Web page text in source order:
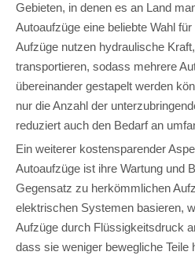
Gebieten, in denen es an Land
Autoaufzüge eine beliebte Wahl
Aufzüge nutzen hydraulische
transportieren, sodass mehrere
übereinander gestapelt werden
nur die Anzahl der
reduziert auch den Bedarf an
Ein weiterer kostensparender
Autoaufzüge ist ihre Wartung und
Gegensatz zu herkömmlichen
elektrischen Systemen basieren,
Aufzüge durch Flüssigkeitsdruck
dass sie weniger bewegliche Teile